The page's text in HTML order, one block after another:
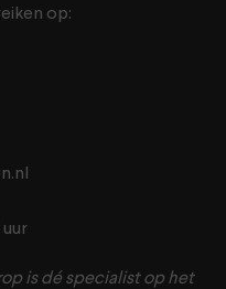
op:
is dé specialist op het